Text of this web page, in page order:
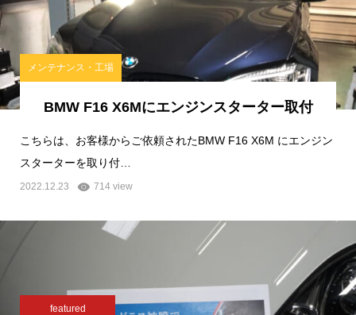
メンテナンス・工場
BMW F16 X6Mにエンジンスターター取付
こちらは、お客様からご依頼されたBMW F16 X6M にエンジン
スターターを取り付…
2022.12.23 714 view
featured